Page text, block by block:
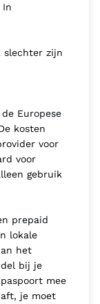
In
slechter zijn
Europese
kosten
voor
voor
gebruik
prepaid
lokale
het
bij je
mee
je moet